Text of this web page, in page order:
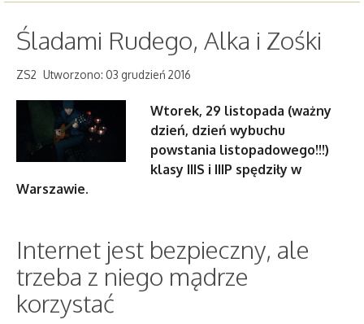
Śladami Rudego, Alka i Zośki
ZS2 Utworzono: 03 grudzień 2016
Wtorek, 29 listopada (ważny
dzień, dzień wybuchu
powstania listopadowego!!!)
klasy IIIS i IIIP spędziły w
Warszawie.
Internet jest bezpieczny, ale
trzeba z niego mądrze
korzystać